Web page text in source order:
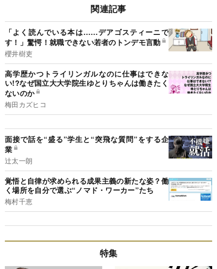
関連記事
「よく読んでいる本は……デアゴスティーニで
す！」驚愕！就職できない若者のトンデモ言動
櫻井樹吏
高学歴かつトライリンガルなのに仕事はできな
い!?なぜ国立大大学院生ゆとりちゃんは働きたく
ないのか
梅田カズヒコ
面接で話を“盛る”学生と“突飛な質問”をする企
業
辻太一朗
覚悟と自律が求められる成果主義の新たな姿？働
く場所を自分で選ぶ“ノマド・ワーカー”たち
梅村千恵
特集